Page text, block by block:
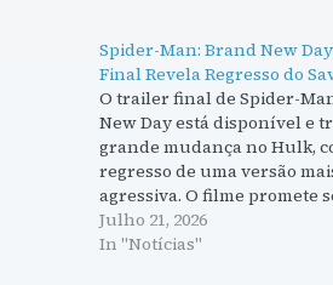
Spider-Man: Brand New
Final Revela Regresso do
O trailer final de Spider-
New Day está disponível e
grande mudança no Hulk,
regresso de uma versão
agressiva. O filme promete
emocionante, com ligações
Julho 21, 2026
In "Notícias"